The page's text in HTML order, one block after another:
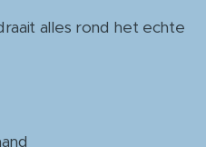
alles rond het echte